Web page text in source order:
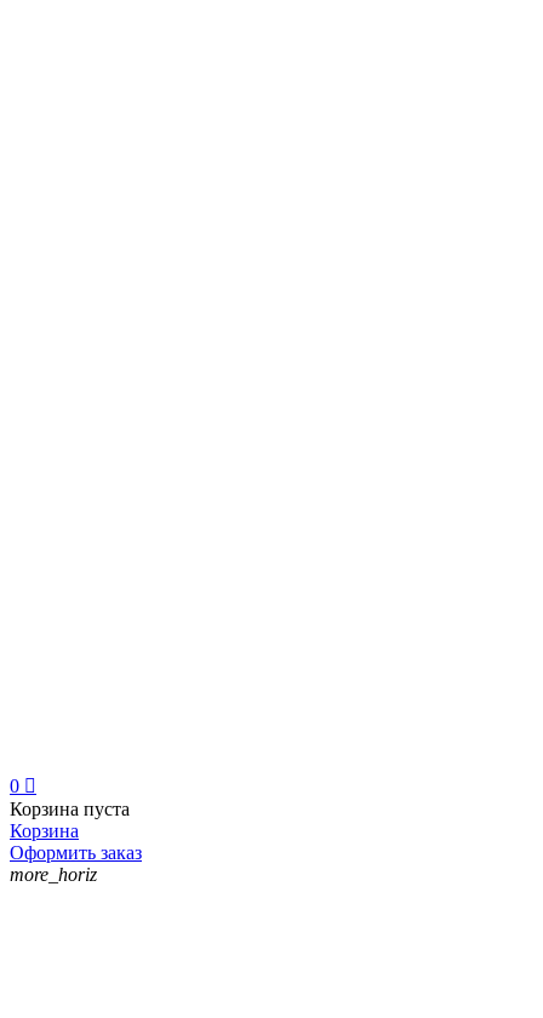
0 
Корзина пуста
Корзина
Оформить заказ
more_horiz